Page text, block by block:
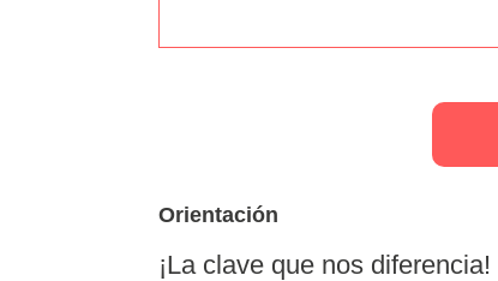
Orientación
¡La clave que nos diferencia!